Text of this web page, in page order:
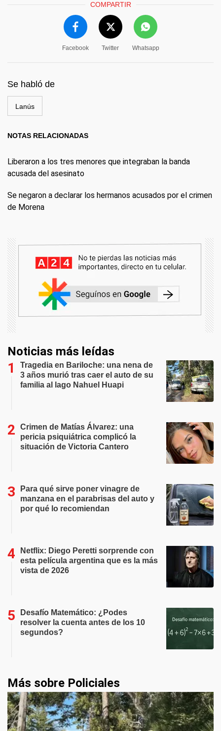
COMPARTIR
Facebook Twitter Whatsapp
Se habló de
Lanús
NOTAS RELACIONADAS
Liberaron a los tres menores que integraban la banda
acusada del asesinato
Se negaron a declarar los hermanos acusados por el crimen
de Morena
Noticias más leídas
Tragedia en Bariloche: una nena de
3 años murió tras caer el auto de su
familia al lago Nahuel Huapi
Crimen de Matías Álvarez: una
pericia psiquiátrica complicó la
situación de Victoria Cantero
Para qué sirve poner vinagre de
manzana en el parabrisas del auto y
por qué lo recomiendan
Netflix: Diego Peretti sorprende con
esta película argentina que es la más
vista de 2026
Desafío Matemático: ¿Podes
resolver la cuenta antes de los 10
segundos?
Más sobre Policiales